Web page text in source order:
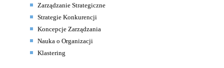
Zarządzanie Strategiczne
Strategie Konkurencji
Koncepcje Zarządzania
Nauka o Organizacji
Klastering